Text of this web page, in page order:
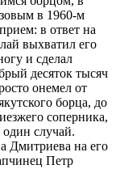
в 1960-м
в ответ на
выхватил его
и сделал
десяток тысяч
онемел от
борца, до
соперника,
случай.
Дмитриева на его
Петр